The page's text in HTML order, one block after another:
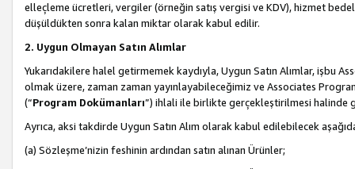
elleçleme ücretleri, vergiler (örneğin satış vergisi ve KDV), hizmet
düşüldükten sonra kalan miktar olarak kabul edilir.
2. Uygun Olmayan Satın Alımlar
Yukarıdakilere halel getirmemek kaydıyla, Uygun Satın Alımlar, işbu
olmak üzere, zaman zaman yayınlayabileceğimiz ve Associates
(“Program Dokümanları”) ihlali ile birlikte gerçekleştirilmesi halinde
Ayrıca, aksi takdirde Uygun Satın Alım olarak kabul edilebilecek
(a) Sözleşme’nizin feshinin ardından satın alınan Ürünler;